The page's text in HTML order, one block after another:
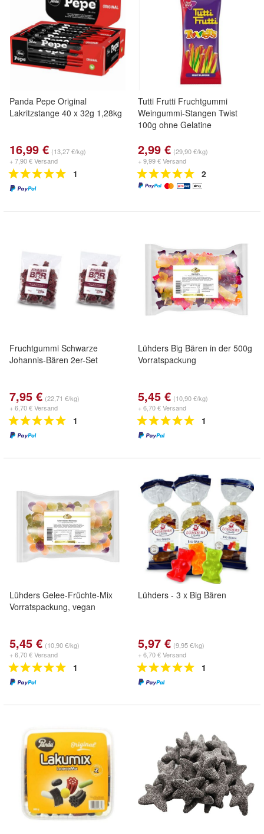
Panda Pepe Original
Lakritzstange 40 x 32g 1,28kg
16,99 € (13,27 €/kg)
+ 7,90 € Versand
1
Tutti Frutti Fruchtgummi
Weingummi-Stangen Twist
100g ohne Gelatine
2,99 € (29,90 €/kg)
+ 9,99 € Versand
2
Fruchtgummi Schwarze
Johannis-Bären 2er-Set
7,95 € (22,71 €/kg)
+ 6,70 € Versand
1
Lühders Big Bären in der 500g
Vorratspackung
5,45 € (10,90 €/kg)
+ 6,70 € Versand
1
Lühders Gelee-Früchte-Mix
Vorratspackung, vegan
5,45 € (10,90 €/kg)
+ 6,70 € Versand
1
Lühders - 3 x Big Bären
5,97 € (9,95 €/kg)
+ 6,70 € Versand
1